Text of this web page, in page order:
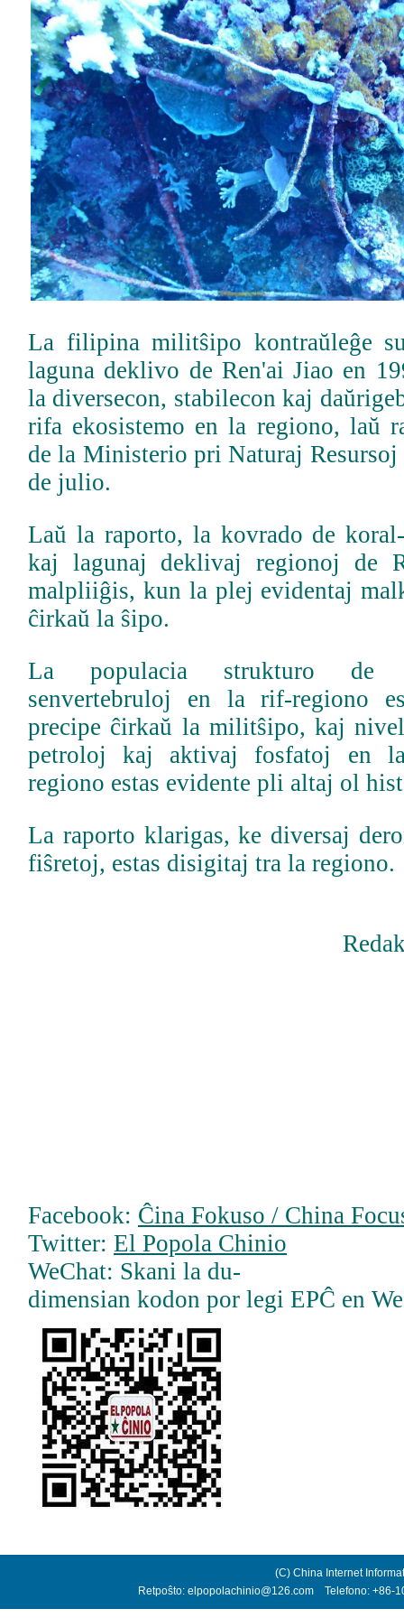
La filipina militŝipo kontraŭleĝe
laguna deklivo de Ren'ai Jiao en
la diversecon, stabilecon kaj
rifa ekosistemo en la regiono, laŭ
de la Ministerio pri Naturaj
de julio.
Laŭ la raporto, la kovrado de
kaj lagunaj deklivaj regionoj de
malpliiĝis, kun la plej evidentaj
ĉirkaŭ la ŝipo.
La populacia strukturo de
senvertebruloj en la rif-regiono
precipe ĉirkaŭ la militŝipo, kaj
petroloj kaj aktivaj fosfatoj en
regiono estas evidente pli altaj ol
La raporto klarigas, ke diversaj
fiŝretoj, estas disigitaj tra la regiono.
Facebook: Ĉina Fokuso / China
Twitter: El Popola Chinio
WeChat: Skani la du-
dimensian kodon por legi EPĈ en
(C) China Internet
Retpoŝto: elpopolachinio@126.com Telefono: +86-